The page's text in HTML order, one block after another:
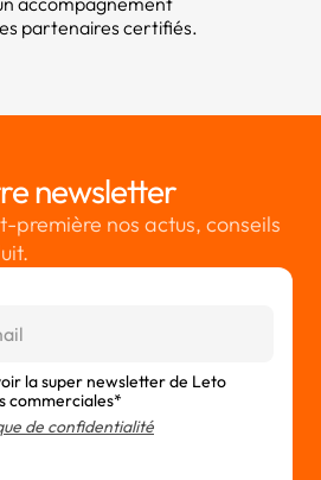
partenaires certifiés.
newsletter
première nos actus, conseils
la super newsletter de Leto
commerciales*
de confidentialité